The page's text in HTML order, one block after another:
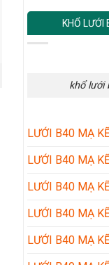
KHỔ LƯỚI
khổ lưới
LƯỚI B40 MẠ
LƯỚI B40 MẠ
LƯỚI B40 MẠ
LƯỚI B40 MẠ
LƯỚI B40 MẠ